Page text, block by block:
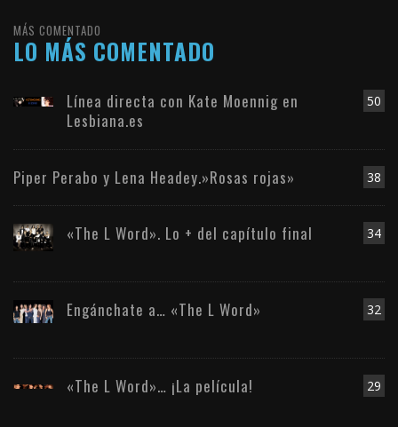
MÁS COMENTADO
LO MÁS COMENTADO
50
Línea directa con Kate Moennig en
Lesbiana.es
38
Piper Perabo y Lena Headey.»Rosas rojas»
34
«The L Word». Lo + del capítulo final
32
Engánchate a… «The L Word»
29
«The L Word»… ¡La película!